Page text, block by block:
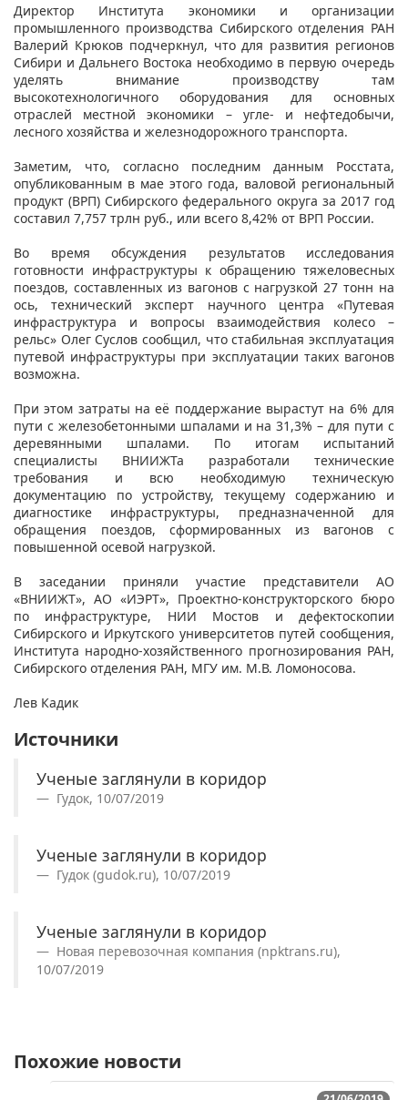
Директор Института экономики и организации
промышленного производства Сибирского отделения РАН
Валерий Крюков подчеркнул, что для развития регионов
Сибири и Дальнего Востока необходимо в первую очередь
уделять внимание производству там
высокотехнологичного оборудования для основных
отраслей местной экономики – угле- и нефтедобычи,
лесного хозяйства и железнодорожного транспорта.
Заметим, что, согласно последним данным Росстата,
опубликованным в мае этого года, валовой региональный
продукт (ВРП) Сибирского федерального округа за 2017 год
составил 7,757 трлн руб., или всего 8,42% от ВРП России.
Во время обсуждения результатов исследования
готовности инфраструктуры к обращению тяжеловесных
поездов, составленных из вагонов с нагрузкой 27 тонн на
ось, технический эксперт научного центра «Путевая
инфраструктура и вопросы взаимодействия колесо –
рельс» Олег Суслов сообщил, что стабильная эксплуатация
путевой инфраструктуры при эксплуатации таких вагонов
возможна.
При этом затраты на её поддержание вырастут на 6% для
пути с железобетонными шпалами и на 31,3% – для пути с
деревянными шпалами. По итогам испытаний
специалисты ВНИИЖТа разработали технические
требования и всю необходимую техническую
документацию по устройству, текущему содержанию и
диагностике инфраструктуры, предназначенной для
обращения поездов, сформированных из вагонов с
повышенной осевой нагрузкой.
В заседании приняли участие представители АО
«ВНИИЖТ», АО «ИЭРТ», Проектно-конструкторского бюро
по инфраструктуре, НИИ Мостов и дефектоскопии
Сибирского и Иркутского университетов путей сообщения,
Института народно-хозяйственного прогнозирования РАН,
Сибирского отделения РАН, МГУ им. М.В. Ломоносова.
Лев Кадик
Источники
Ученые заглянули в коридор
Гудок, 10/07/2019
Ученые заглянули в коридор
Гудок (gudok.ru), 10/07/2019
Ученые заглянули в коридор
Новая перевозочная компания (npktrans.ru),
10/07/2019
Похожие новости